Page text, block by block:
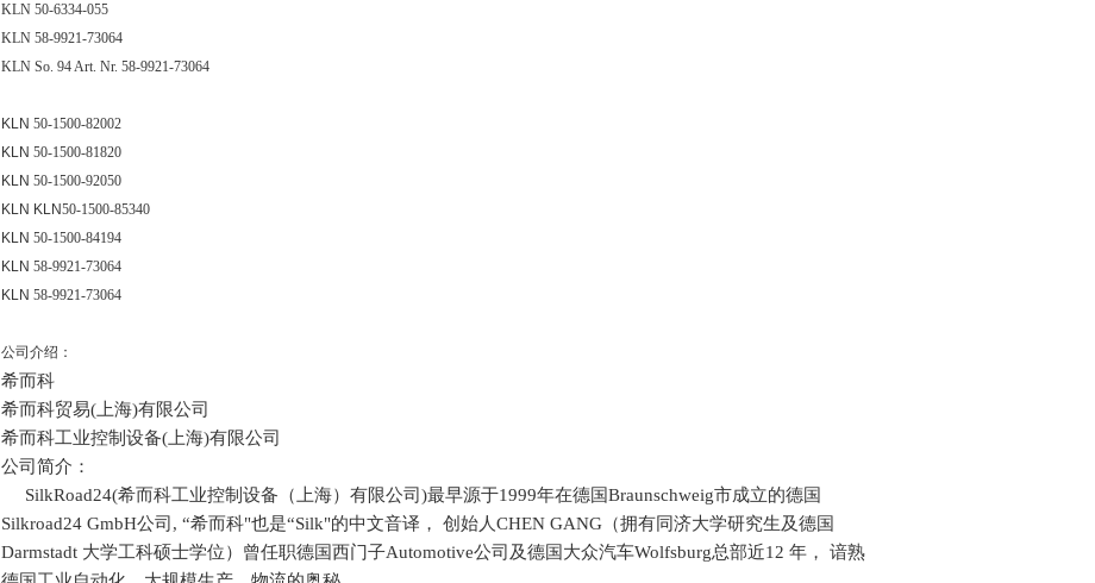
KLN 50-6334-055
KLN 58-9921-73064
KLN So. 94 Art. Nr. 58-9921-73064
KLN 50-1500-82002
KLN 50-1500-81820
KLN 50-1500-92050
KLN KLN50-1500-85340
KLN 50-1500-84194
KLN 58-9921-73064
KLN 58-9921-73064
公司介绍：
希而科
希而科贸易(上海)有限公司
希而科工业控制设备(上海)有限公司
公司简介：
SilkRoad24(希而科工业控制设备（上海）有限公司)最早源于1999年在德国Braunschweig市成立的德国
Silkroad24 GmbH公司, “希而科"也是“Silk"的中文音译， 创始人CHEN GANG（拥有同济大学研究生及德国
Darmstadt 大学工科硕士学位）曾任职德国西门子Automotive公司及德国大众汽车Wolfsburg总部近12 年， 谙熟